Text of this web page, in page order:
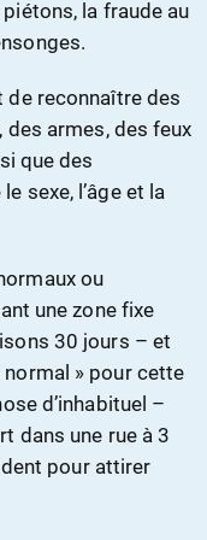
la fraude au
de reconnaître des
des armes, des feux
que des
sexe, l’âge et la
ou
une zone fixe
30 jours – et
» pour cette
d’inhabituel –
dans une rue à 3
pour attirer